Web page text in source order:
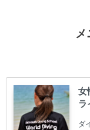
女
ラ
ダ